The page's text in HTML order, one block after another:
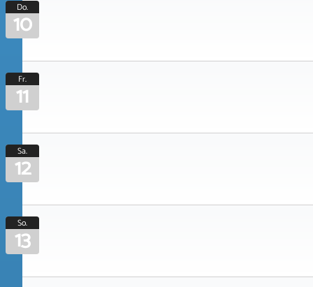
Do.
10
Fr.
11
Sa.
12
So.
13